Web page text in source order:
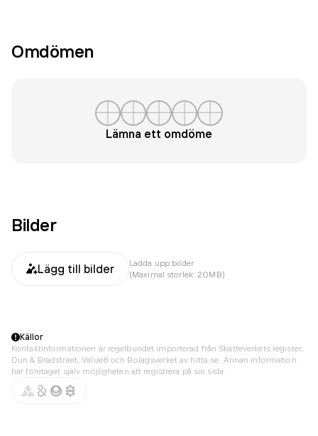
Omdömen
Lämna ett omdöme
Bilder
Lägg till bilder
Ladda upp bilder
(Maximal storlek: 20MB)
Källor
Kontaktinformationen är regelbundet importerad från Skatteverkets register,
Dun & Bradstreet, Value8 och Bolagsverket av hitta.se. Annan information
har företaget själv möjligheten att registrera på sin sida.